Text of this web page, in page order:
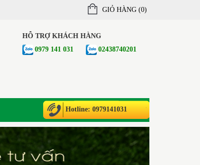
GIỎ HÀNG (0)
HỖ TRỢ KHÁCH HÀNG
0979 141 031
02438740201
Hotline: 0979141031